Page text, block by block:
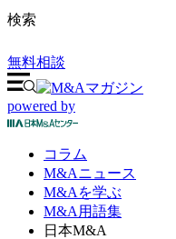
検索
無料相談
powered by
コラム
M&Aニュース
M&Aを学ぶ
M&A 用語集
日本M&A